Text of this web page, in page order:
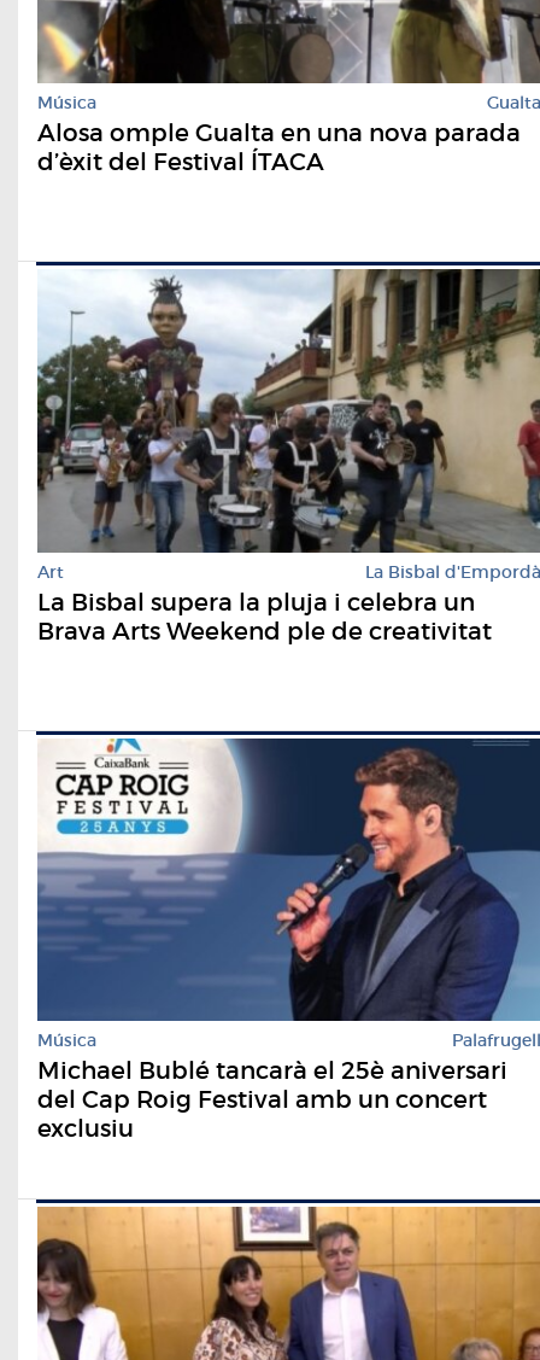
Música Gualta
Alosa omple Gualta en una nova parada
d’èxit del Festival ÍTACA
Art La Bisbal d'Empordà
La Bisbal supera la pluja i celebra un
Brava Arts Weekend ple de creativitat
Música Palafrugell
Michael Bublé tancarà el 25è aniversari
del Cap Roig Festival amb un concert
exclusiu